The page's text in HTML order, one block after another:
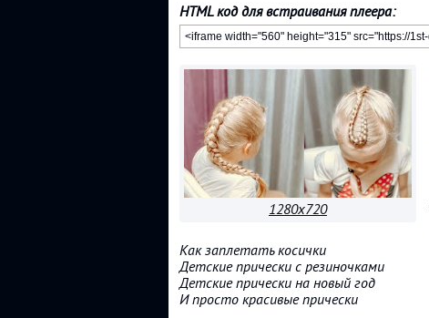
HTML код для встраивания плеера:
1280x720
Как заплетать косички
Детские прически с резиночками
Детские прически на новый год
И просто красивые прически